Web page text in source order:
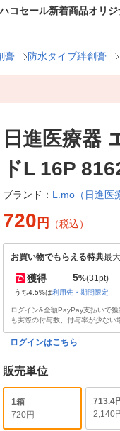
コセール新着商品オリ
膏 防水タイプ絆創膏
日進医療器
ドL 16P
ブランド： L.mo（日進医
720 円 （税込）
お買い物でもらえる特典最
獲得 5%(31pt)
うち4.5%は利用先・期間限定
ログイン&全額PayPay支払いで
も実際の付与数、付与率が少ない
ログインはこちら
販売単位
1箱
720円
713.4
2,140